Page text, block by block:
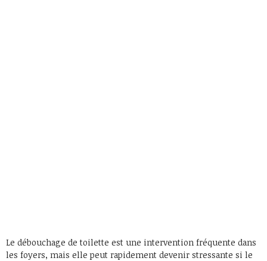
Le débouchage de toilette est une intervention fréquente dans
les foyers, mais elle peut rapidement devenir stressante si le